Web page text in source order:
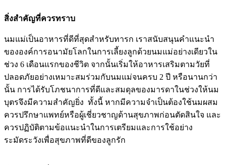
สิ่งสำคัญที่ควรทราบ
นมแม่เป็นอาหารที่ดีที่สุดสำหรับทารก เราสนับสนุนคำแนะนำ
ขององค์การอนามัยโลกในการเลี้ยงลูกด้วยนมแม่อย่างเดียวใน
ช่วง 6 เดือนแรกของชีวิต จากนั้นเริ่มให้อาหารเสริมตามวัยที่
ปลอดภัยอย่างเหมาะสมร่วมกับนมแม่จนครบ 2 ปี หรือนานกว่า
นั้น การได้รับโภชนาการที่ดีและสมดุลของมารดาในช่วงให้นม
บุตรจึงมีความสำคัญยิ่ง ทั้งนี้ หากมีความจำเป็นต้องใช้นมผสม
ควรปรึกษาแพทย์หรือผู้เชี่ยวชาญด้านสุขภาพก่อนตัดสินใจ และ
ควรปฏิบัติตามข้อแนะนำในการเตรียมและการใช้อย่าง
ระมัดระวังเพื่อสุขภาพที่ดีของลูกรัก